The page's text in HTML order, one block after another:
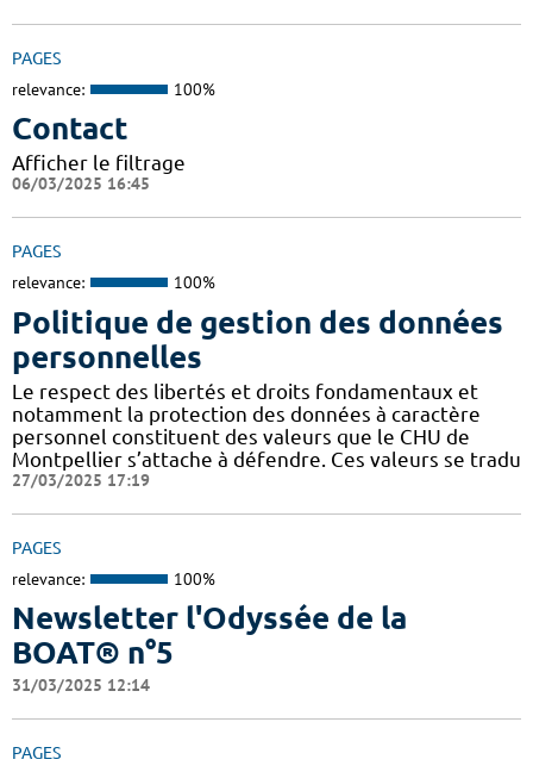
PAGES
relevance: 100%
Contact
Afficher le filtrage
06/03/2025 16:45
PAGES
relevance: 100%
Politique de gestion des données
personnelles
Le respect des libertés et droits fondamentaux et
notamment la protection des données à caractère
personnel constituent des valeurs que le CHU de
Montpellier s’attache à défendre. Ces valeurs se tradu
27/03/2025 17:19
PAGES
relevance: 100%
Newsletter l'Odyssée de la
BOAT® n°5
31/03/2025 12:14
PAGES